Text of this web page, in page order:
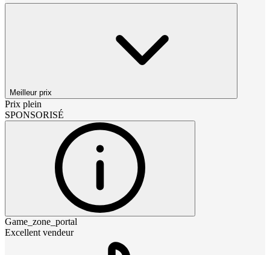
Meilleur prix
Prix plein
SPONSORISÉ
Game_zone_portal
Excellent vendeur